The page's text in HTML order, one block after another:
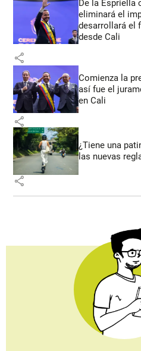
De la Espriella
eliminará el
desarrollará el
desde Cali
share
Comienza la
así fue el
en Cali
share
¿Tiene una
las nuevas
share